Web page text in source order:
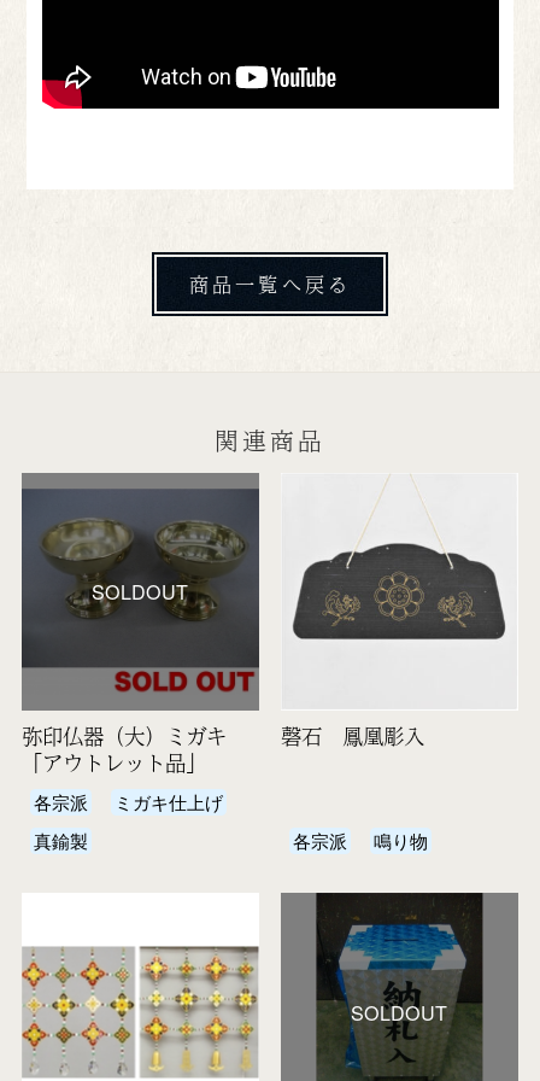
商品一覧へ戻る
関連商品
SOLDOUT
弥印仏器（大）ミガキ
「アウトレット品」
各宗派
ミガキ仕上げ
真鍮製
磬石 鳳凰彫入
各宗派 鳴り物
SOLDOUT